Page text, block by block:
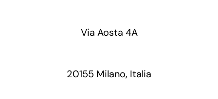
Via Aosta 4A
20155 Milano, Italia